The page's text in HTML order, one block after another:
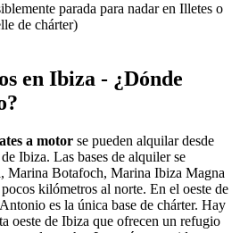
parada para nadar en Illetes o
de chárter)
en Ibiza - ¿Dónde
a motor se pueden alquilar desde
Ibiza. Las bases de alquiler se
Marina Botafoch, Marina Ibiza Magna
pocos kilómetros al norte. En el oeste de
es la única base de chárter. Hay
oeste de Ibiza que ofrecen un refugio